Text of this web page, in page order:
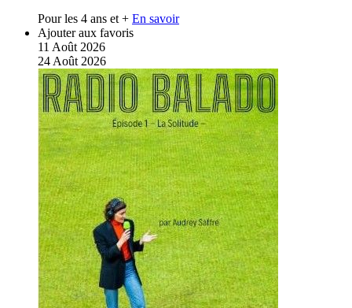
Pour les 4 ans et + En savoir
Ajouter aux favoris
11 Août 2026
24 Août 2026